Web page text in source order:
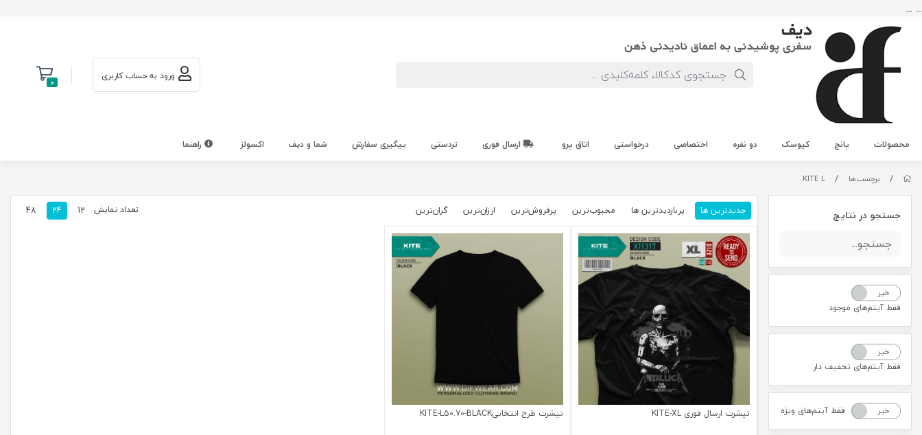
... ...
ورود به حساب کاربری 0
محصولات پانچ کیوسک دو نفره اختصاصی درخواستی اتاق پرو ارسال فوری تردستی پیگیری سفارش شما و دیف اکسولز راهنما
/ برچسب‌ها /
KITE L
جستجو در نتایج
خیر
فقط آیتم‌های موجود
خیر
فقط آیتم‌های تخفیف دار
بله خیر فقط آیتم‌های ویژه
جدیدترین ها پربازدیدترین ها محبوب‌‌ترین پرفروش‌ترین ارزان‌ترین گران‌ترین تعداد نمایش 12
24
48
تیشرت ارسال فوری KITE-XL تیشرت طرح انتخابیKITE-L50.70-BLACK